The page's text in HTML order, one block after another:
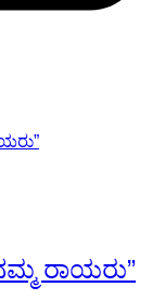
ರಾಯರು”